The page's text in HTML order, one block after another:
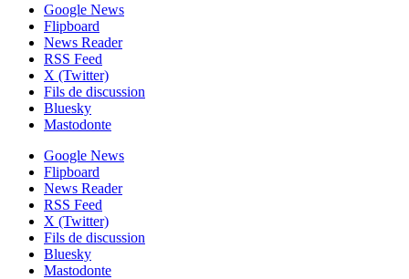
Google News
Flipboard
News Reader
RSS Feed
X (Twitter)
Fils de discussion
Bluesky
Mastodonte
Google News
Flipboard
News Reader
RSS Feed
X (Twitter)
Fils de discussion
Bluesky
Mastodonte